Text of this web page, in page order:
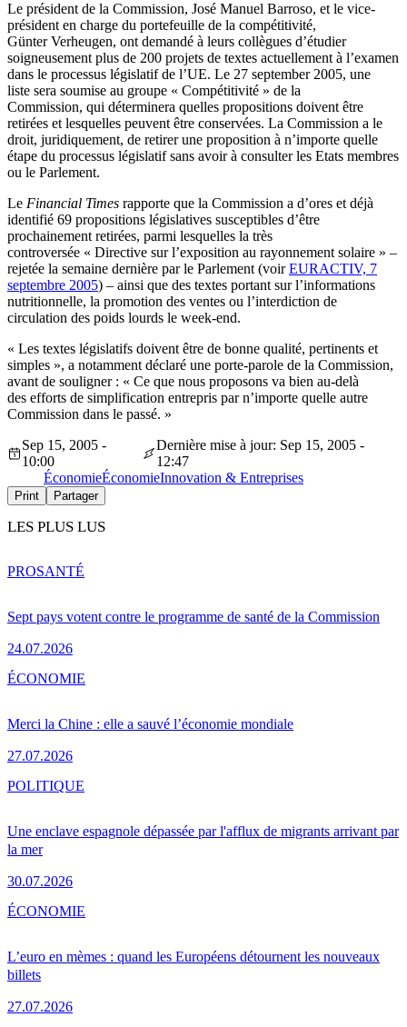
Le président de la Commission, José Manuel Barroso, et le vice-
président en charge du portefeuille de la compétitivité,
Günter Verheugen, ont demandé à leurs collègues d’étudier
soigneusement plus de 200 projets de textes actuellement à l’examen
dans le processus législatif de l’UE. Le 27 september 2005, une
liste sera soumise au groupe « Compétitivité » de la
Commission, qui déterminera quelles propositions doivent être
retirées et lesquelles peuvent être conservées. La Commission a le
droit, juridiquement, de retirer une proposition à n’importe quelle
étape du processus législatif sans avoir à consulter les Etats membres
ou le Parlement.
Le Financial Times rapporte que la Commission a d’ores et déjà
identifié 69 propositions législatives susceptibles d’être
prochainement retirées, parmi lesquelles la très
controversée « Directive sur l’exposition au rayonnement solaire » –
rejetée la semaine dernière par le Parlement (voirEURACTIV, 7
septembre 2005) – ainsi que des textes portant sur l’informations
nutritionnelle, la promotion des ventes ou l’interdiction de
circulation des poids lourds le week-end.
« Les textes législatifs doivent être de bonne qualité, pertinents et
simples », a notamment déclaré une porte-parole de la Commission,
avant de souligner : « Ce que nous proposons va bien au-delà
des efforts de simplification entrepris par n’importe quelle autre
Commission dans le passé. »
Sep 15, 2005 -
10:00
Dernière mise à jour: Sep 15, 2005 -
12:47
ÉconomieÉconomieInnovation & Entreprises
Print Partager
LES PLUS LUS
Sept pays votent contre le programme de santé de la Commission
24.07.2026
PROSANTÉ
Merci la Chine : elle a sauvé l’économie mondiale
27.07.2026
ÉCONOMIE
Une enclave espagnole dépassée par l'afflux de migrants arrivant par
la mer
30.07.2026
POLITIQUE
L’euro en mèmes : quand les Européens détournent les nouveaux
billets
27.07.2026
ÉCONOMIE